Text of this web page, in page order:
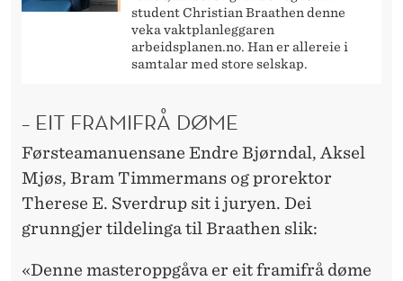
student Christian Braathen denne
veka vaktplanleggaren
arbeidsplanen.no. Han er allereie i
samtalar med store selskap.
– EIT FRAMIFRÅ DØME
Førsteamanuensane Endre Bjørndal, Aksel
Mjøs, Bram Timmermans og prorektor
Therese E. Sverdrup sit i juryen. Dei
grunngjer tildelinga til Braathen slik:
«Denne masteroppgåva er eit framifrå døme